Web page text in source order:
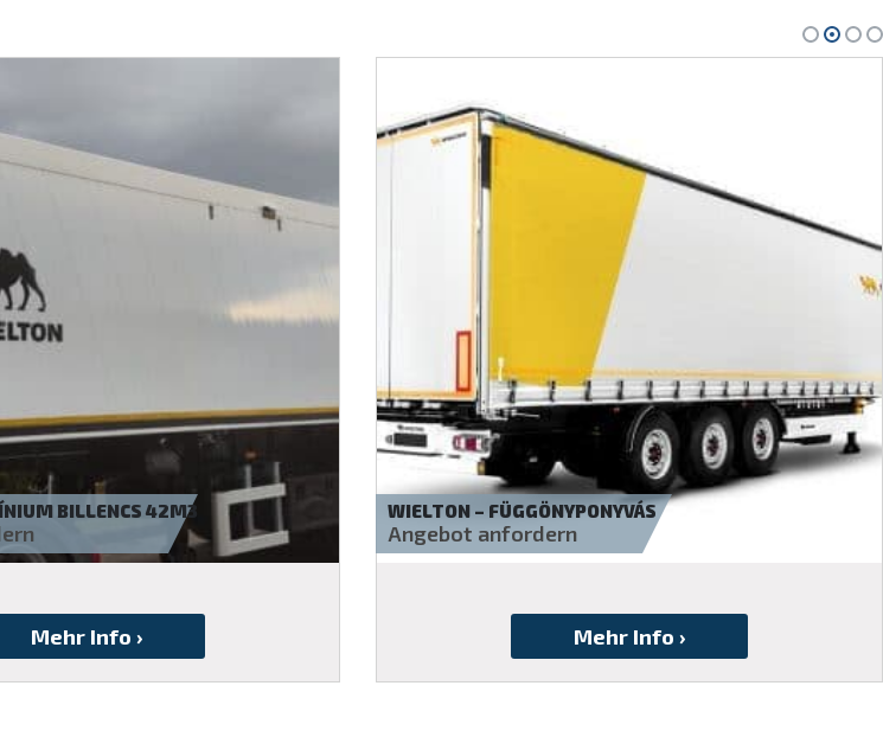
WIELTON – ALUMÍNIUM BILLENCS
Angebot anfordern